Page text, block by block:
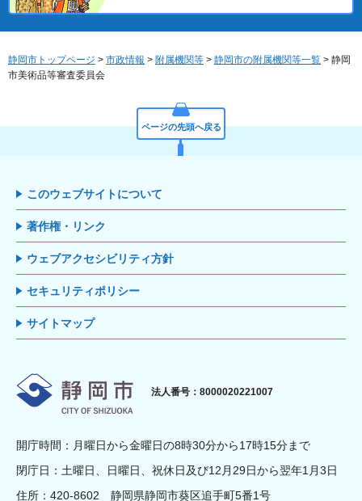
静岡市トップページ > 市政情報 > 附属機関等 > 静岡市の附属機関等一覧 > 静岡
市美術品等審査委員会
ページの先頭へ戻る
このウェブサイトについて
著作権・リンク
ウェブアクセシビリティ方針
セキュリティポリシー
サイトマップ
静岡市
法人番号：8000020221007
開庁時間：月曜日から金曜日の8時30分から17時15分まで
閉庁日：土曜日、日曜日、祝休日及び12月29日から翌年1月3日
住所：420-8602 静岡県静岡市葵区追手町5番1号